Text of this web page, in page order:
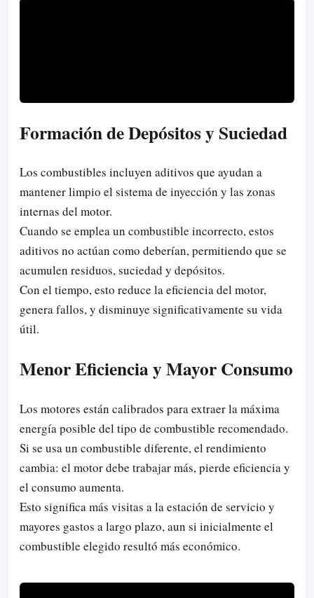
Formación de Depósitos y Suciedad
Los combustibles incluyen aditivos que ayudan a
mantener limpio el sistema de inyección y las zonas
internas del motor.
Cuando se emplea un combustible incorrecto, estos
aditivos no actúan como deberían, permitiendo que se
acumulen residuos, suciedad y depósitos.
Con el tiempo, esto reduce la eficiencia del motor,
genera fallos, y disminuye significativamente su vida
útil.
Menor Eficiencia y Mayor Consumo
Los motores están calibrados para extraer la máxima
energía posible del tipo de combustible recomendado.
Si se usa un combustible diferente, el rendimiento
cambia: el motor debe trabajar más, pierde eficiencia y
el consumo aumenta.
Esto significa más visitas a la estación de servicio y
mayores gastos a largo plazo, aun si inicialmente el
combustible elegido resultó más económico.